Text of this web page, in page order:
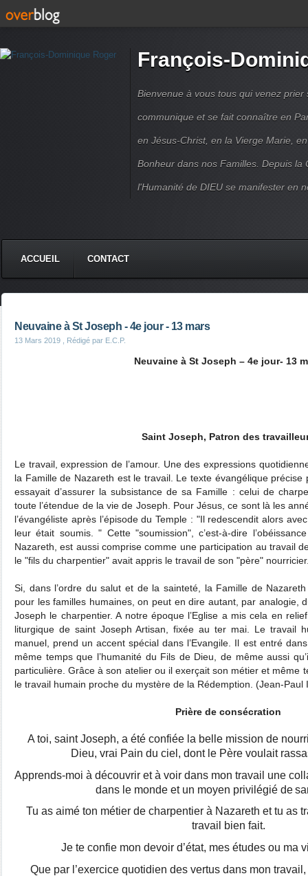
François-
Bienvenue à vous tous qui venez prier
communique et se fait connaître en
en Jésus-Christ, en la Vierge Marie,
Bonheur dans nos Familles. Depuis la
l'Humanité de DIEU se manifester en
ACCUEIL CONTACT
Neuvaine à St Joseph - 4e jour - 13 mars
13 Mars 2019 , Rédigé par E.C.P.
Neuvaine à St Joseph – 4e jour- 13
Saint Joseph, Patron des
Le travail, expression de l’amour. Une des expressions
la Famille de Nazareth est le travail. Le texte évangélique
essayait d’assurer la subsistance de sa Famille : celui de
toute l’étendue de la vie de Joseph. Pour Jésus, ce sont là les
l’évangéliste après l’épisode du Temple : "Il redescendit alors
leur était soumis. " Cette "soumission", c’est-à-dire
Nazareth, est aussi comprise comme une participation au travail
le "fils du charpentier" avait appris le travail de son "père"
Si, dans l’ordre du salut et de la sainteté, la Famille de
pour les familles humaines, on peut en dire autant, par analogie,
Joseph le charpentier. A notre époque l’Eglise a mis cela en
liturgique de saint Joseph Artisan, fixée au ter mai. Le travail
manuel, prend un accent spécial dans l’Evangile. Il est entré
même temps que l’humanité du Fils de Dieu, de même aussi
particulière. Grâce à son atelier ou il exerçait son métier et même
le travail humain proche du mystère de la Rédemption. (Jean-Paul
Prière de consécration
A toi, saint Joseph, a été confiée la belle mission de
Dieu, vrai Pain du ciel, dont le Père voulait
Apprends-moi à découvrir et à voir dans mon travail une
dans le monde et un moyen privilégié de
Tu as aimé ton métier de charpentier à Nazareth et tu as
travail bien fait.
Je te confie mon devoir d’état, mes études ou ma
Que par l’exercice quotidien des vertus dans mon